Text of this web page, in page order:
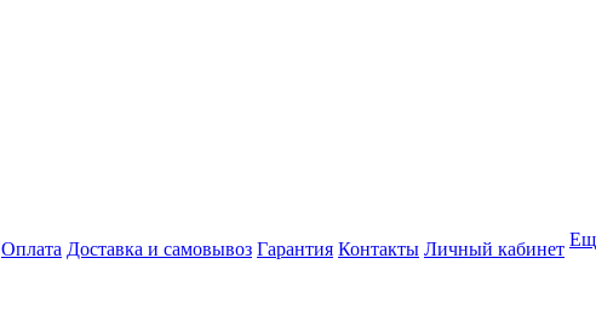
Оплата Доставка и самовывоз Гарантия Контакты Личный кабинет